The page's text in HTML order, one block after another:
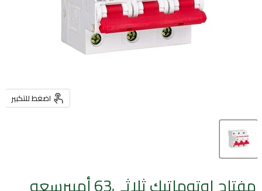
اضغط للتكبير